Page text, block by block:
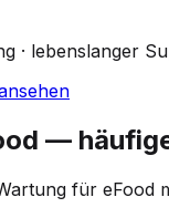
· lebenslanger
—
für eFood